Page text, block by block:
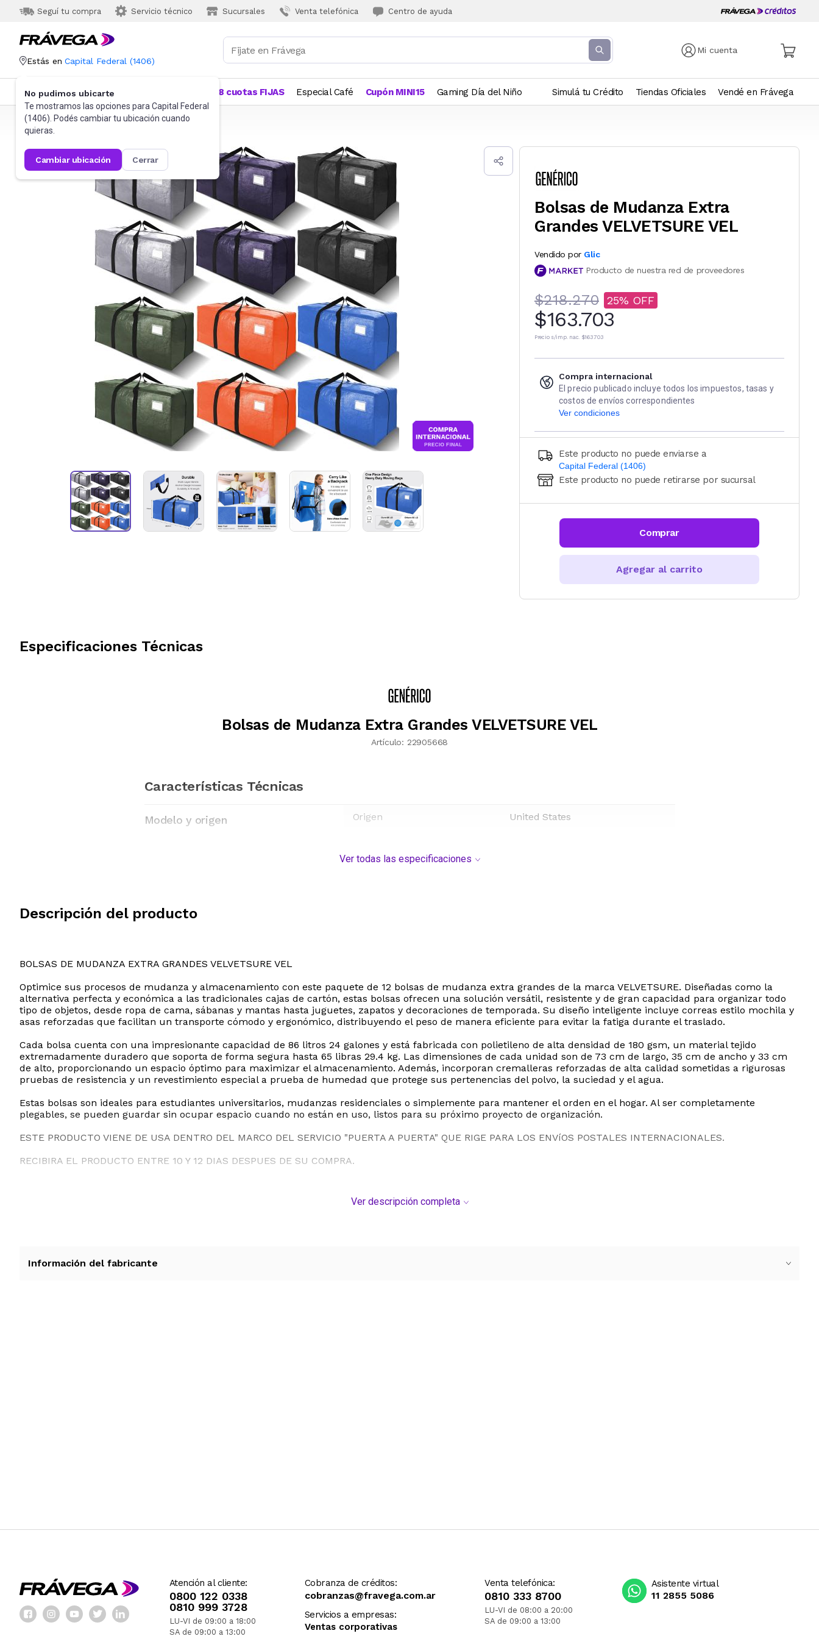
Seguí tu compra Servicio técnico Sucursales Venta telefónica Centro de ayuda
Mi cuenta
Estás en Capital Federal (1406)
No pudimos ubicarte
Te mostramos las opciones para Capital Federal
(1406). Podés cambiar tu ubicación cuando
quieras.
cambiar ubicación cerrar
Categorías Más Vendidos 18 cuotas FIJAS Especial Café Cupón MINI15 Gaming Día del Niño Simulá tu Crédito Tiendas Oficiales Vendé en Frávega
Frávega Hogar Bazar Cajas organizadoras
Bolsas de Mudanza Extra
Grandes VELVETSURE VEL
Vendido por Glic
Producto de nuestra red de proveedores
$218.270 25
$163.703
Precio s/imp. nac. $163.703
Compra internacional
El precio publicado incluye todos los impuestos, tasas y
costos de envíos correspondientes
Ver condiciones
Este producto no puede enviarse a
Capital Federal (1406)
Ingresá código postal (sólo números)
CALCULAR
Este producto no puede retirarse por sucursal
Comprar
Agregar al carrito
Especificaciones Técnicas
Bolsas de Mudanza Extra Grandes VELVETSURE VEL
Artículo: 22905668
Características Técnicas
Modelo y origen Origen United States
Ver todas las especificaciones
Descripción del producto
BOLSAS DE MUDANZA EXTRA GRANDES VELVETSURE VEL
Optimice sus procesos de mudanza y almacenamiento con este paquete de 12 bolsas de mudanza extra grandes de la marca VELVETSURE. Diseñadas como la
alternativa perfecta y económica a las tradicionales cajas de cartón, estas bolsas ofrecen una solución versátil, resistente y de gran capacidad para organizar todo
tipo de objetos, desde ropa de cama, sábanas y mantas hasta juguetes, zapatos y decoraciones de temporada. Su diseño inteligente incluye correas estilo mochila y
asas reforzadas que facilitan un transporte cómodo y ergonómico, distribuyendo el peso de manera eficiente para evitar la fatiga durante el traslado.
Cada bolsa cuenta con una impresionante capacidad de 86 litros 24 galones y está fabricada con polietileno de alta densidad de 180 gsm, un material tejido
extremadamente duradero que soporta de forma segura hasta 65 libras 29.4 kg. Las dimensiones de cada unidad son de 73 cm de largo, 35 cm de ancho y 33 cm
de alto, proporcionando un espacio óptimo para maximizar el almacenamiento. Además, incorporan cremalleras reforzadas de alta calidad sometidas a rigurosas
pruebas de resistencia y un revestimiento especial a prueba de humedad que protege sus pertenencias del polvo, la suciedad y el agua.
Estas bolsas son ideales para estudiantes universitarios, mudanzas residenciales o simplemente para mantener el orden en el hogar. Al ser completamente
plegables, se pueden guardar sin ocupar espacio cuando no están en uso, listos para su próximo proyecto de organización.
ESTE PRODUCTO VIENE DE USA DENTRO DEL MARCO DEL SERVICIO "PUERTA A PUERTA" QUE RIGE PARA LOS ENVíOS POSTALES INTERNACIONALES.
RECIBIRA EL PRODUCTO ENTRE 10 Y 12 DIAS DESPUES DE SU COMPRA.
Ver descripción completa
Información del fabricante
Atención al cliente:
0800 122 0338
0810 999 3728
LU-VI de 09:00 a 18:00
SA de 09:00 a 13:00
Cobranza de créditos:
cobranzas@fravega.com.ar
Servicios a empresas:
Ventas corporativas
Venta telefónica:
0810 333 8700
LU-VI de 08:00 a 20:00
SA de 09:00 a 13:00
Asistente virtual
11 2855 5086